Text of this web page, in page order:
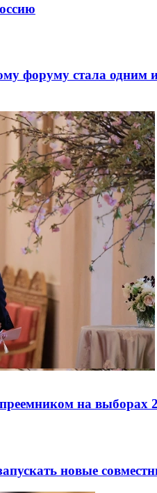
форуму стала одним
на выборах
новые